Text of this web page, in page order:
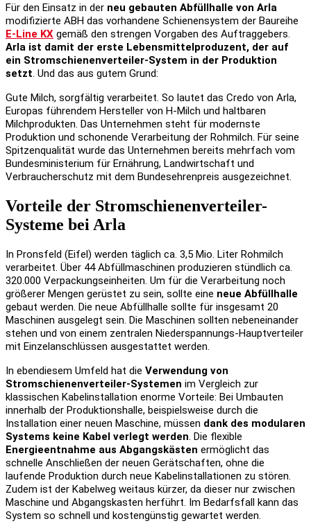
Für den Einsatz in der neu gebauten Abfüllhalle von Arla
modifizierte ABH das vorhandene Schienensystem der Baureihe
E-Line KX gemäß den strengen Vorgaben des Auftraggebers.
Arla ist damit der erste Lebensmittelproduzent, der auf
ein Stromschienenverteiler-System in der Produktion
setzt. Und das aus gutem Grund:
Gute Milch, sorgfältig verarbeitet. So lautet das Credo von Arla,
Europas führendem Hersteller von H-Milch und haltbaren
Milchprodukten. Das Unternehmen steht für modernste
Produktion und schonende Verarbeitung der Rohmilch. Für seine
Spitzenqualität wurde das Unternehmen bereits mehrfach vom
Bundesministerium für Ernährung, Landwirtschaft und
Verbraucherschutz mit dem Bundesehrenpreis ausgezeichnet.
Vorteile der Stromschienenverteiler-
Systeme bei Arla
In Pronsfeld (Eifel) werden täglich ca. 3,5 Mio. Liter Rohmilch
verarbeitet. Über 44 Abfüllmaschinen produzieren stündlich ca.
320.000 Verpackungseinheiten. Um für die Verarbeitung noch
größerer Mengen gerüstet zu sein, sollte eine neue Abfüllhalle
gebaut werden. Die neue Abfüllhalle sollte für insgesamt 20
Maschinen ausgelegt sein. Die Maschinen sollten nebeneinander
stehen und von einem zentralen Niederspannungs-Hauptverteiler
mit Einzelanschlüssen ausgestattet werden.
In ebendiesem Umfeld hat die Verwendung von
Stromschienenverteiler-Systemen im Vergleich zur
klassischen Kabelinstallation enorme Vorteile: Bei Umbauten
innerhalb der Produktionshalle, beispielsweise durch die
Installation einer neuen Maschine, müssen dank des modularen
Systems keine Kabel verlegt werden. Die flexible
Energieentnahme aus Abgangskästen ermöglicht das
schnelle Anschließen der neuen Gerätschaften, ohne die
laufende Produktion durch neue Kabelinstallationen zu stören.
Zudem ist der Kabelweg weitaus kürzer, da dieser nur zwischen
Maschine und Abgangskasten herführt. Im Bedarfsfall kann das
System so schnell und kostengünstig gewartet werden.